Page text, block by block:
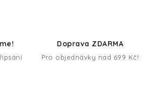
Doprava ZDARMA
Pro objednávky nad 699 Kč!